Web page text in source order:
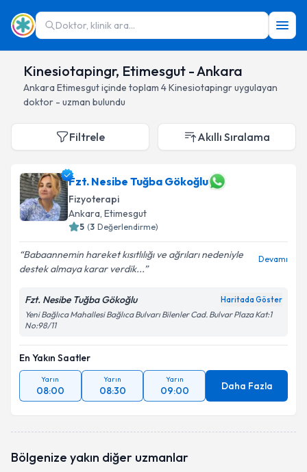
Doktor, klinik ara...
Kinesiotapingr, Etimesgut - Ankara
Ankara Etimesgutiçinde toplam 4Kinesiotapingruygulayan
doktor - uzman bulundu
Filtrele Akıllı Sıralama
Fzt. Nesibe Tuğba Gökoğlu
Fizyoterapi
Ankara, Etimesgut
5 (3 Değerlendirme)
Babaannemin hareket kısıtlılığı ve ağrıları nedeniyle
destek almaya karar verdik...
Devamı
Fzt. Nesibe Tuğba Gökoğlu Haritada Göster
Yeni Bağlıca Mahallesi Bağlıca Bulvarı Bilenler Cad. Bulvar Plaza Kat:1
No:98/11
En Yakın Saatler
Yarın
08:00
Yarın
08:30
Yarın
09:00 Daha Fazla
Bölgenize yakın diğer uzmanlar